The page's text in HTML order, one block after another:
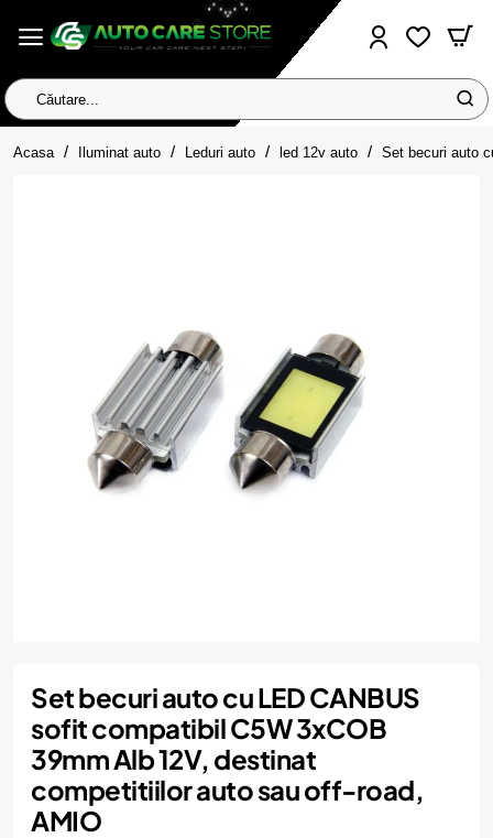
Căutare...
Acasa homeIluminat auto Leduri auto led 12v auto Set becuri auto
Set becuri auto cu LED CANBUS
sofit compatibil C5W 3xCOB
39mm Alb 12V, destinat
competitiilor auto sau off-road,
AMIO